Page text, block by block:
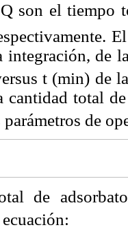
son el tiempo
integración, de
t (min) de
cantidad total
de
de